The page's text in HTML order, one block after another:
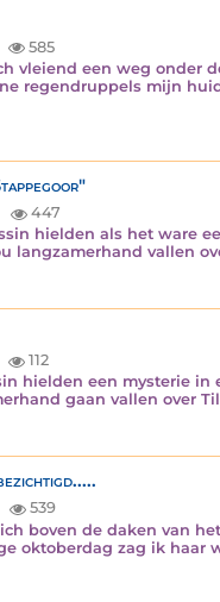
585
vleiend een weg onder
regendruppels mijn
447
hielden als het ware
langzamerhand vallen
112
hielden een mysterie
gaan vallen over
539
boven de daken van
oktoberdag zag ik haar